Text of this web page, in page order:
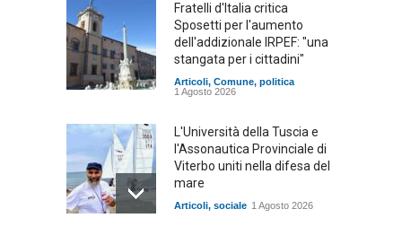
Fratelli d'Italia critica
Sposetti per l'aumento
dell'addizionale IRPEF: "una
stangata per i cittadini"
Articoli, Comune, politica
1 Agosto 2026
L'Università della Tuscia e
l'Assonautica Provinciale di
Viterbo uniti nella difesa del
mare
Articoli, sociale 1 Agosto 2026